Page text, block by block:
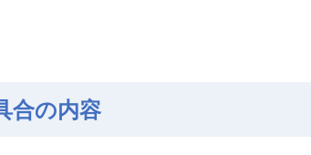
合の内容